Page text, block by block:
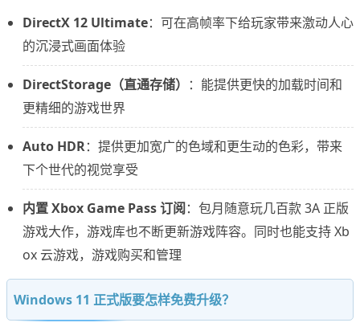
DirectX 12 Ultimate：可在高帧率下给玩家带来激动人心
的沉浸式画面体验
DirectStorage（直通存储） ：能提供更快的加载时间和
更精细的游戏世界
Auto HDR：提供更加宽广的色域和更生动的色彩，带来
下个世代的视觉享受
内置 Xbox Game Pass 订阅：包月随意玩几百款 3A 正版
游戏大作，游戏库也不断更新游戏阵容。同时也能支持 Xb
ox 云游戏，游戏购买和管理
Windows 11 正式版要怎样免费升级？